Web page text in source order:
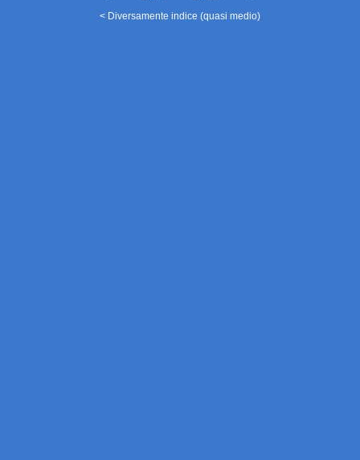
< Diversamente indice (quasi medio)